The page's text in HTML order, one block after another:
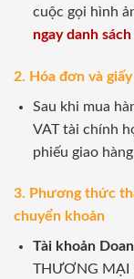
cuộc gọi hình
ngay danh
2. Hóa đơn và
Sau khi mua
VAT tài chính
phiếu giao
3. Phương thức
chuyển khoản
Tài khoản
THƯƠNG MẠI